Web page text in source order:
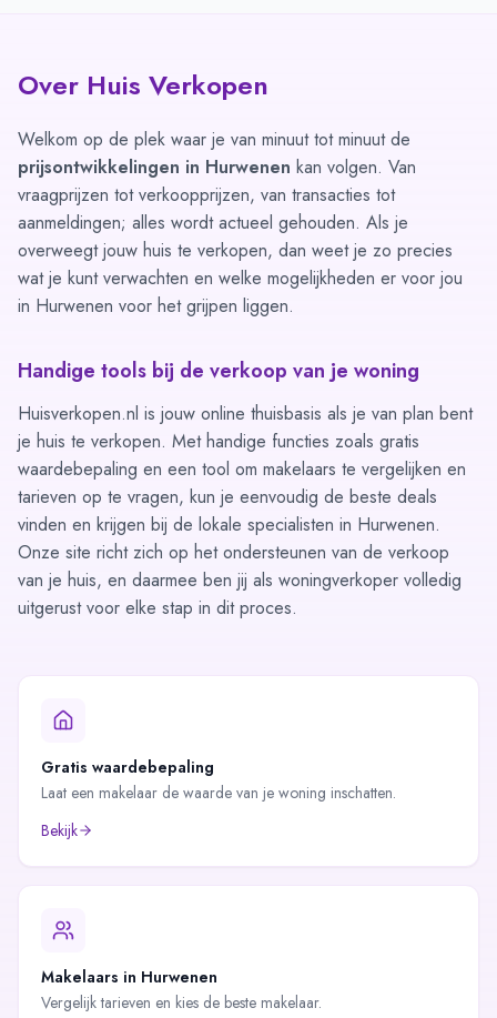
Over Huis Verkopen
Welkom op de plek waar je van minuut tot minuut de
prijsontwikkelingen in Hurwenen kan volgen. Van
vraagprijzen tot verkoopprijzen, van transacties tot
aanmeldingen; alles wordt actueel gehouden. Als je
overweegt jouw huis te verkopen, dan weet je zo precies
wat je kunt verwachten en welke mogelijkheden er voor jou
in Hurwenen voor het grijpen liggen.
Handige tools bij de verkoop van je woning
Huisverkopen.nl is jouw online thuisbasis als je van plan bent
je huis te verkopen. Met handige functies zoals gratis
waardebepaling en een tool om makelaars te vergelijken en
tarieven op te vragen, kun je eenvoudig de beste deals
vinden en krijgen bij de lokale specialisten in Hurwenen.
Onze site richt zich op het ondersteunen van de verkoop
van je huis, en daarmee ben jij als woningverkoper volledig
uitgerust voor elke stap in dit proces.
Gratis waardebepaling
Laat een makelaar de waarde van je woning inschatten.
Bekijk
Makelaars in Hurwenen
Vergelijk tarieven en kies de beste makelaar.